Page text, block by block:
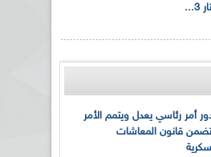
أمر رئاسي يعدل ويتمم الأمر
قانون المعاشات